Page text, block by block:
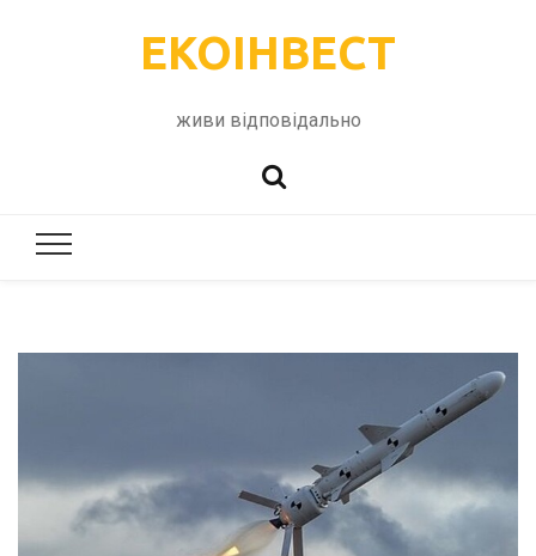
ЕКОІНВЕСТ
живи відповідально